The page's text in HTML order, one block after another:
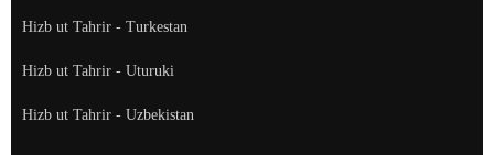
Hizb ut Tahrir - Turkestan
Hizb ut Tahrir - Uturuki
Hizb ut Tahrir - Uzbekistan